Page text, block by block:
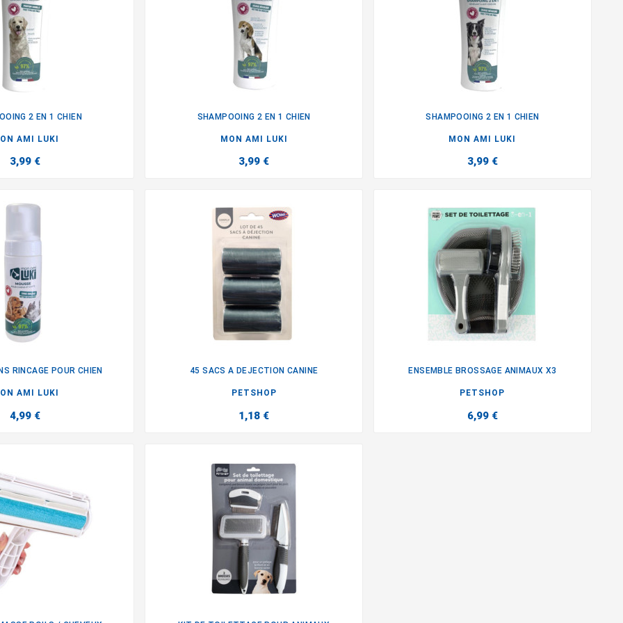
2 EN 1 CHIEN
AMI LUKI
3,99 €
SHAMPOOING 2 EN 1 CHIEN
MON AMI LUKI
3,99 €
SHAMPOOING 2 EN 1 CHIEN
MON AMI LUKI
3,99 €
RINCAGE POUR CHIEN
AMI LUKI
4,99 €
45 SACS A DEJECTION CANINE
PETSHOP
1,18 €
ENSEMBLE BROSSAGE ANIMAUX X3
PETSHOP
6,99 €